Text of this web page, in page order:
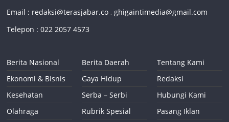
Email : redaksi@terasjabar.co ,ghigaintimedia@gmail.com
Telepon : 022 2057 4573
Berita Nasional
Ekonomi & Bisnis
Kesehatan
Olahraga
Berita Daerah
Gaya Hidup
Serba – Serbi
Rubrik Spesial
Tentang Kami
Redaksi
Hubungi Kami
Pasang Iklan